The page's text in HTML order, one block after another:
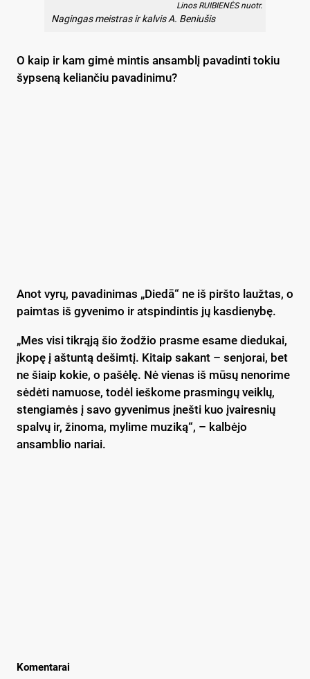
Linos RUIBIENĖS nuotr.
Nagingas meistras ir kalvis A. Beniušis
O kaip ir kam gimė mintis ansamblį pavadinti tokiu
šypseną keliančiu pavadinimu?
Anot vyrų, pavadinimas „Diedā“ ne iš piršto laužtas, o
paimtas iš gyvenimo ir atspindintis jų kasdienybę.
„Mes visi tikrąją šio žodžio prasme esame diedukai,
įkopę į aštuntą dešimtį. Kitaip sakant – senjorai, bet
ne šiaip kokie, o pašėlę. Nė vienas iš mūsų nenorime
sėdėti namuose, todėl ieškome prasmingų veiklų,
stengiamės į savo gyvenimus įnešti kuo įvairesnių
spalvų ir, žinoma, mylime muziką“, – kalbėjo
ansamblio nariai.
Komentarai